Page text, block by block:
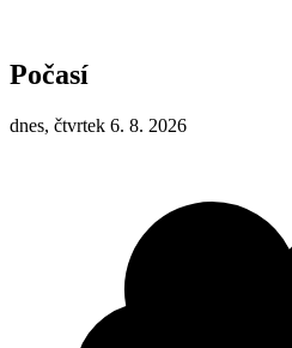
Počasí
dnes, čtvrtek 6. 8. 2026